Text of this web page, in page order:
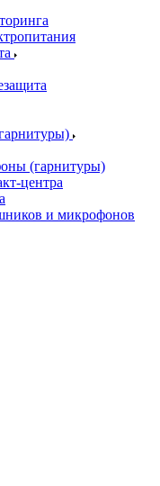
(гарнитуры)
центра
и микрофонов